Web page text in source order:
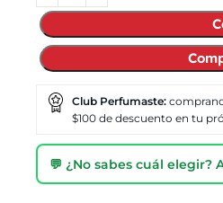
Club Perfumaste:
$100 de descuento en tu
💬 ¿No sabes cuál elegir?